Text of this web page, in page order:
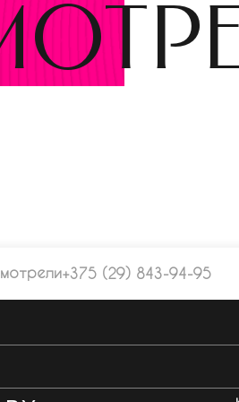
+375 (29) 843-94-95